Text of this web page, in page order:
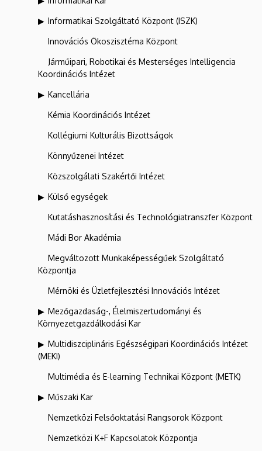
Informatikai Szolgáltató Központ (ISZK)
Innovációs Ökoszisztéma Központ
Járműipari, Robotikai és Mesterséges Intelligencia
Koordinációs Intézet
Kancellária
Kémia Koordinációs Intézet
Kollégiumi Kulturális Bizottságok
Könnyűzenei Intézet
Közszolgálati Szakértői Intézet
Külső egységek
Kutatáshasznosítási és Technológiatranszfer Központ
Mádi Bor Akadémia
Megváltozott Munkaképességűek Szolgáltató
Központja
Mérnöki és Üzletfejlesztési Innovációs Intézet
Mezőgazdaság-, Élelmiszertudományi és
Környezetgazdálkodási Kar
Multidiszciplináris Egészségipari Koordinációs Intézet
(MEKI)
Multimédia és E-learning Technikai Központ (METK)
Műszaki Kar
Nemzetközi Felsőoktatási Rangsorok Központ
Nemzetközi K+F Kapcsolatok Központja